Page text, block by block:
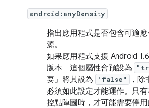
android:anyDensity
指出應用程式是否包含可適
源。
如果應用程式支援 Android
版本，這個屬性會預設為
要」 將其設為 "false"
，
必須如此設定才能運作。只
控點陣圖時，才可能需要停